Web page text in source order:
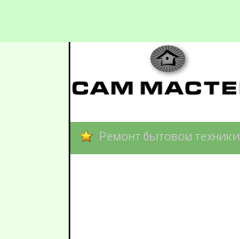
Ремонт бытовой техники